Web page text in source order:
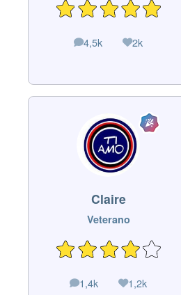
4,5k
messaggi2k
Reputazione
Claire
Veterano
1,4k
messaggi1,2k
Reputazione